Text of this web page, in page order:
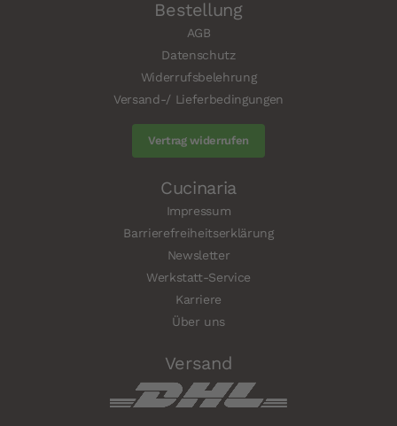
Bestellung
AGB
Datenschutz
Widerrufsbelehrung
Versand-/ Lieferbedingungen
Vertrag widerrufen
Cucinaria
Impressum
Barrierefreiheitserklärung
Newsletter
Werkstatt-Service
Karriere
Über uns
Versand